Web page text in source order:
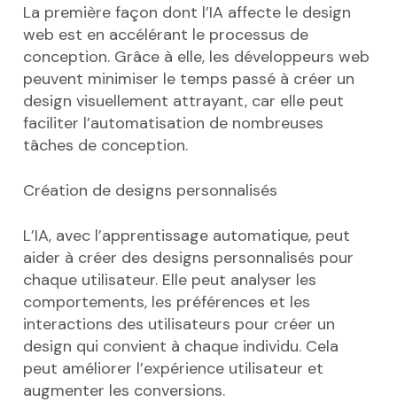
La première façon dont l’IA affecte le design
web est en accélérant le processus de
conception. Grâce à elle, les développeurs web
peuvent minimiser le temps passé à créer un
design visuellement attrayant, car elle peut
faciliter l’automatisation de nombreuses
tâches de conception.
Création de designs personnalisés
L’IA, avec l’apprentissage automatique, peut
aider à créer des designs personnalisés pour
chaque utilisateur. Elle peut analyser les
comportements, les préférences et les
interactions des utilisateurs pour créer un
design qui convient à chaque individu. Cela
peut améliorer l’expérience utilisateur et
augmenter les conversions.